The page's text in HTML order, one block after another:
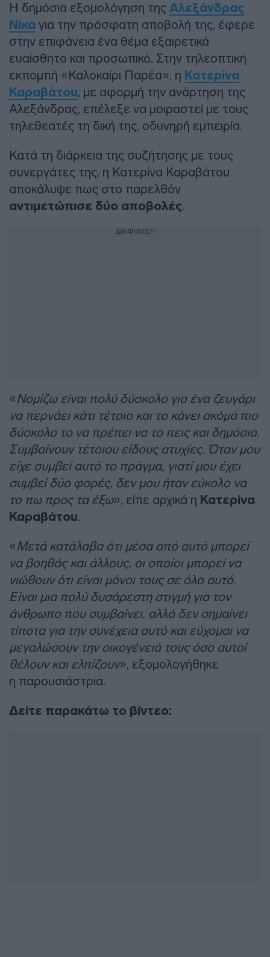
Η δημόσια εξομολόγηση της Αλεξάνδρας
Νίκα για την πρόσφατη αποβολή της, έφερε
στην επιφάνεια ένα θέμα εξαιρετικά
ευαίσθητο και προσωπικό. Στην τηλεοπτική
εκπομπή «Καλοκαίρι Παρέα», η Κατερίνα
Καραβάτου, με αφορμή την ανάρτηση της
Αλεξάνδρας, επέλεξε να μοιραστεί με τους
τηλεθεατές τη δική της, οδυνηρή εμπειρία.
Κατά τη διάρκεια της συζήτησης με τους
συνεργάτες της, η Κατερίνα Καραβάτου
αποκάλυψε πως στο παρελθόν
αντιμετώπισε δύο αποβολές.
ΔΙΑΦΗΜΙΣΗ
«Nομίζω είναι πολύ δύσκολο για ένα ζευγάρι
να περνάει κάτι τέτοιο και το κάνει ακόμα πιο
δύσκολο το να πρέπει να το πεις και δημόσια.
Συμβαίνουν τέτοιου είδους ατυχίες. Όταν μου
είχε συμβεί αυτό το πράγμα, γιατί μου έχει
συμβεί δύο φορές, δεν μου ήταν εύκολο να
το πω προς τα έξω», είπε αρχικά η Κατερίνα
Καραβάτου.
«Μετά κατάλαβα ότι μέσα από αυτό μπορεί
να βοηθάς και άλλους, οι οποίοι μπορεί να
νιώθουν ότι είναι μόνοι τους σε όλο αυτό.
Είναι μια πολύ δυσάρεστη στιγμή για τον
άνθρωπο που συμβαίνει, αλλά δεν σημαίνει
τίποτα για την συνέχεια αυτό και εύχομαι να
μεγαλώσουν την οικογένειά τους όσο αυτοί
θέλουν και ελπίζουν», εξομολογήθηκε
η παρουσιάστρια.
Δείτε παρακάτω το βίντεο: